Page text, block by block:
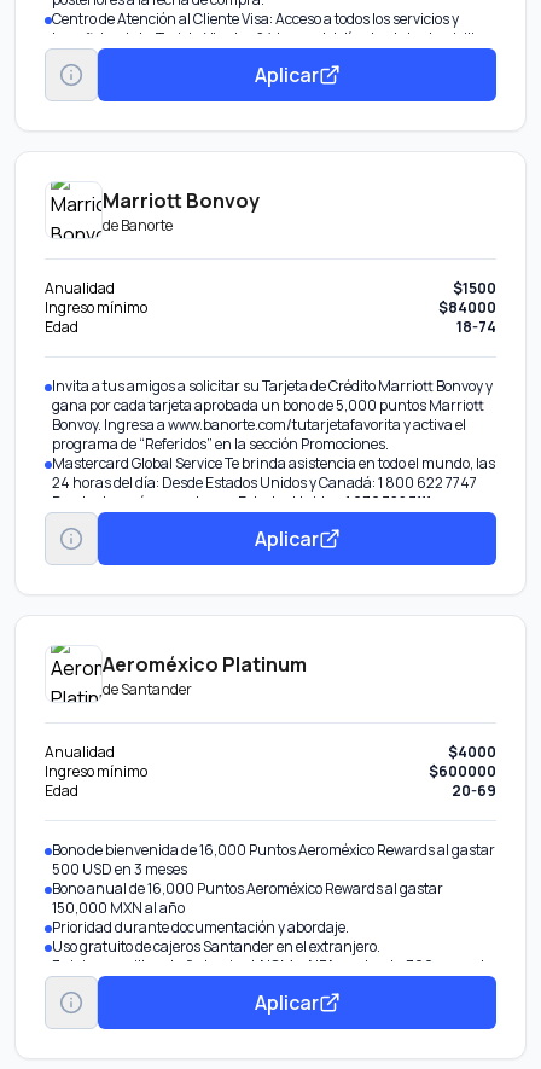
Centro de Atención al Cliente Visa: Acceso a todos los servicios y
beneficios de tu Tarjeta Visa las 24 horas del día, desde tu domicilio o
donde te encuentres. Consulta todos los seguros en:
Personaliza los beneficios de tu Tarjeta Puedes elegir tener Meses
sin Intereses cuando quieras3 y/o acumular el 0.50% de
1900.
Aplicar
Marriott Bonvoy
deBanorte
Anualidad
$1500
Ingreso mínimo
$84000
Edad
18-74
Invita a tus amigos a solicitar su Tarjeta de Crédito Marriott Bonvoy y
gana por cada tarjeta aprobada un bono de 5,000 puntos Marriott
Bonvoy. Ingresa a www.banorte.com/tutarjetafavorita y activa el
programa de “Referidos” en la sección Promociones.
Mastercard Global Service Te brinda asistencia en todo el mundo, las
24 horas del día: Desde Estados Unidos y Canadá: 1 800 622 7747
Desde otro país, por cobrar a Estados Unidos: 1 636 722 7111
Administra tu tarjeta desde Banorte Móvil y Banco en Línea:
consulta saldos, difiere compras y más.
En tus compras durante los primeros 30 días después de activar tu
9 meses sin intereses Este beneficio tiene vigencia de un año a partir
de la contratación, y está disponible únicamente por invitación. La
Aplicar
Aeroméxico Platinum
deSantander
Anualidad
$4000
Ingreso mínimo
$600000
Edad
20-69
Bono de bienvenida de 16,000 Puntos Aeroméxico Rewards al gastar
500 USD en 3 meses
Bono anual de 16,000 Puntos Aeroméxico Rewards al gastar
150,000 MXN al año
Prioridad durante documentación y abordaje.
Uso gratuito de cajeros Santander en el extranjero.
3 viajes sencillos al año hacia el AICM o AIFA con hasta 300 pesos de
cortesía por trayecto. Resérvalo llamando a Concierge for Platinum
al 55 9063 3565
Aplicar